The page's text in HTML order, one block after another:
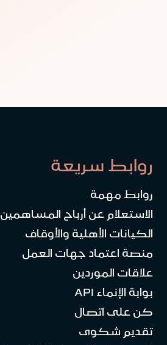
روابط سريعة
روابط مهمة
الاستعلام عن أرباح المساهمين
الكيانات الأهلية والأوقاف
منصة اعتماد جهات العمل
علاقات الموردين
بوابة الإنماء API
كن على اتصال
تقديم شكوى